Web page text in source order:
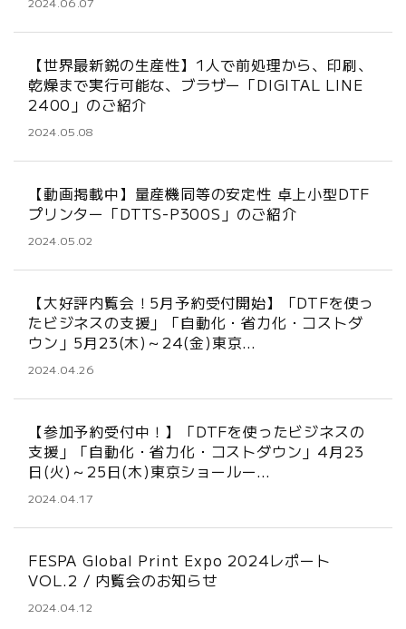
【世界最新鋭の生産性】1人で前処理から、印刷、
乾燥まで実行可能な、ブラザー「DIGITAL LINE
2400」のご紹介
2024.05.08
【動画掲載中】量産機同等の安定性 卓上小型DTF
プリンター「DTTS-P300S」のご紹介
2024.05.02
【大好評内覧会！5月予約受付開始】「DTFを使っ
たビジネスの支援」「自動化・省力化・コストダ
ウン」5月23(木)～24(金)東京…
2024.04.26
【参加予約受付中！】「DTFを使ったビジネスの
支援」「自動化・省力化・コストダウン」4月23
日(火)～25日(木)東京ショールー…
2024.04.17
FESPA Global Print Expo 2024レポート
VOL.2 / 内覧会のお知らせ
2024.04.12